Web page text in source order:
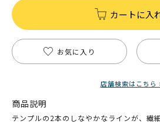
カートに入
お気に入り
店舗検索はこちら
商品説明
テンプルの2本のしなやかなラインが、繊